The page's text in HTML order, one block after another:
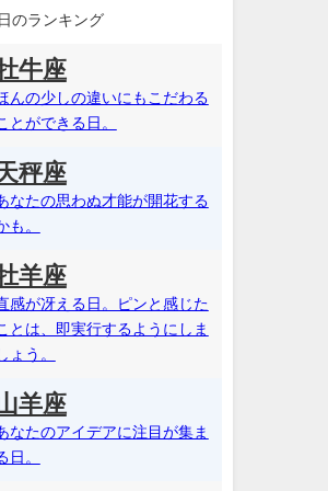
のランキング
牛座
んの少しの違いにもこだわる
とができる日。
秤座
なたの思わぬ才能が開花する
も。
羊座
感が冴える日。ピンと感じた
とは、即実行するようにしま
ょう。
羊座
なたのアイデアに注目が集ま
日。